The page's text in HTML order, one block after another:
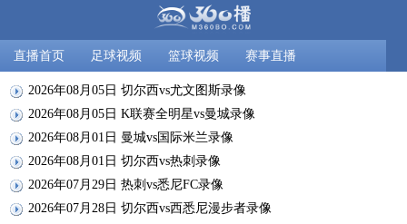
直播首页 足球视频 篮球视频 赛事直播
2026年08月05日 切尔西vs尤文图斯录像
2026年08月05日 K联赛全明星vs曼城录像
2026年08月01日 曼城vs国际米兰录像
2026年08月01日 切尔西vs热刺录像
2026年07月29日 热刺vs悉尼FC录像
2026年07月28日 切尔西vs西悉尼漫步者录像